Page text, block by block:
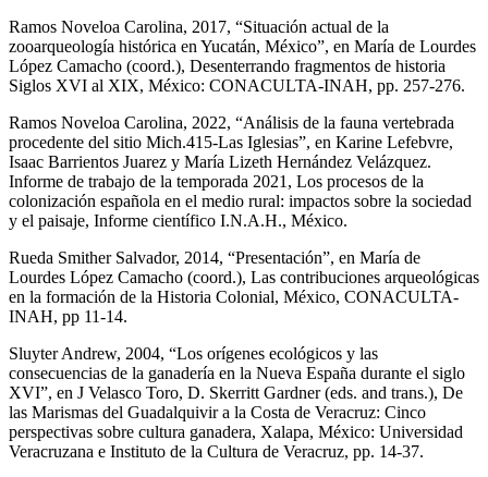
Ramos Noveloa Carolina, 2017, “Situación actual de la
zooarqueología histórica en Yucatán, México”, en María de Lourdes
López Camacho (coord.), Desenterrando fragmentos de historia
Siglos XVI al XIX, México: CONACULTA-INAH, pp. 257-276.
Ramos Noveloa Carolina, 2022, “Análisis de la fauna vertebrada
procedente del sitio Mich.415-Las Iglesias”, en Karine Lefebvre,
Isaac Barrientos Juarez y María Lizeth Hernández Velázquez.
Informe de trabajo de la temporada 2021, Los procesos de la
colonización española en el medio rural: impactos sobre la sociedad
y el paisaje, Informe científico I.N.A.H., México.
Rueda Smither Salvador, 2014, “Presentación”, en María de
Lourdes López Camacho (coord.), Las contribuciones arqueológicas
en la formación de la Historia Colonial, México, CONACULTA-
INAH, pp 11-14.
Sluyter Andrew, 2004, “Los orígenes ecológicos y las
consecuencias de la ganadería en la Nueva España durante el siglo
XVI”, en J Velasco Toro, D. Skerritt Gardner (eds. and trans.), De
las Marismas del Guadalquivir a la Costa de Veracruz: Cinco
perspectivas sobre cultura ganadera, Xalapa, México: Universidad
Veracruzana e Instituto de la Cultura de Veracruz, pp. 14-37.